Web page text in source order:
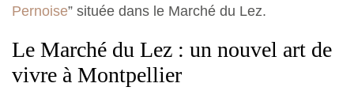
Pernoise” située dans le Marché du Lez.
Le Marché du Lez : un nouvel art de
vivre à Montpellier